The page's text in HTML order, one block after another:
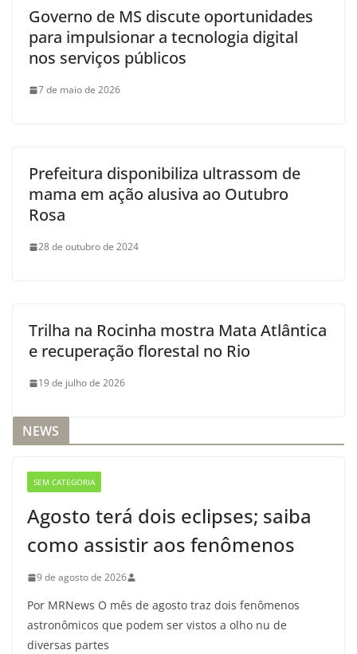
Governo de MS discute oportunidades
para impulsionar a tecnologia digital
nos serviços públicos
7 de maio de 2026
Prefeitura disponibiliza ultrassom de
mama em ação alusiva ao Outubro
Rosa
28 de outubro de 2024
Trilha na Rocinha mostra Mata Atlântica
e recuperação florestal no Rio
19 de julho de 2026
NEWS
SEM CATEGORIA
Agosto terá dois eclipses; saiba
como assistir aos fenômenos
9 de agosto de 2026
Por MRNews O mês de agosto traz dois fenômenos
astronômicos que podem ser vistos a olho nu de
diversas partes